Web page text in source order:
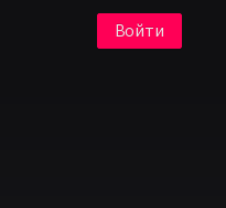
Войти